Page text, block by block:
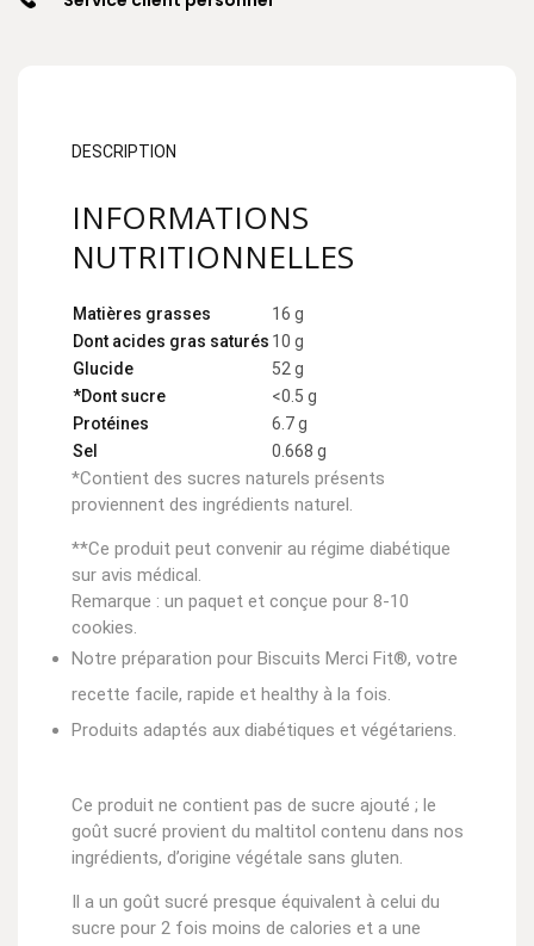
DESCRIPTION
INFORMATIONS
NUTRITIONNELLES
Matières grasses
16 g
Dont acides gras saturés 10 g
Glucide
52 g
*Dont sucre
<0.5 g
Protéines
6.7 g
Sel
0.668 g
*Contient des sucres naturels présents
proviennent des ingrédients naturel.
**Ce produit peut convenir au régime diabétique
sur avis médical.
Remarque : un paquet et conçue pour 8-10
cookies.
Notre préparation pour Biscuits Merci Fit®, votre
recette facile, rapide et healthy à la fois.
Produits adaptés aux diabétiques et végétariens.
Ce produit ne contient pas de sucre ajouté ; le
goût sucré provient du maltitol contenu dans nos
ingrédients, d’origine végétale sans gluten.
Il a un goût sucré presque équivalent à celui du
sucre pour 2 fois moins de calories et a une